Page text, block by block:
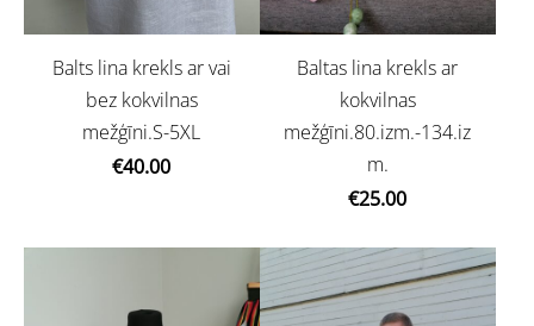
Balts lina krekls ar vai
bez kokvilnas
mežģīni.S-5XL
€40.00
Baltas lina krekls ar
kokvilnas
mežģīni.80.izm.-134.iz
m.
€25.00